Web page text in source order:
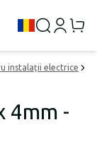
instalații electrice
4mm -